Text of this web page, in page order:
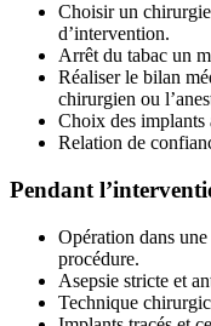
Choisir un
d’intervention.
Arrêt du tabac un
Réaliser le bilan
chirurgien ou
Choix des implants
Relation de
Pendant
Opération dans
procédure.
Asepsie stricte et
Technique